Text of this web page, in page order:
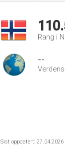
Rang i
--
Sist oppdatert: